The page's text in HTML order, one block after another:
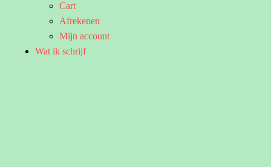
Cart
Afrekenen
Mijn account
Wat ik schrijf